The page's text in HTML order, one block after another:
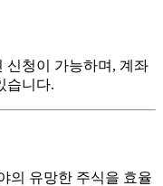
신청이 가능하며, 계좌
습니다.
의 유망한 주식을 효율